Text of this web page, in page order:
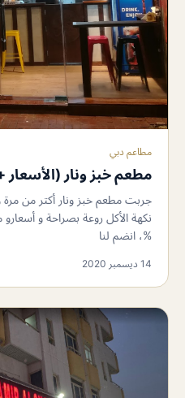
مطاعم دبي
مطعم خبز ونار (الأسعار
جربت مطعم خبز ونار أكتر من
%، انضم لنا
14 ديسمبر 2020